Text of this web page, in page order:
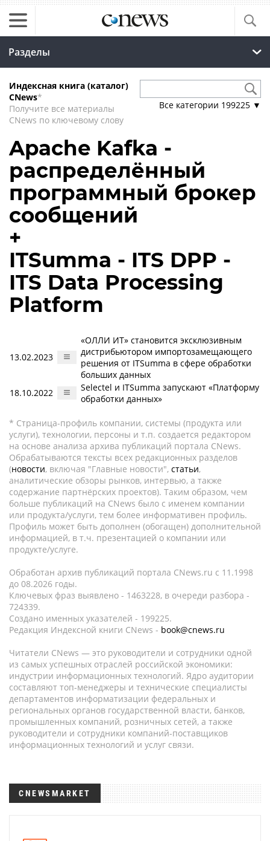
Разделы
Индексная книга (каталог)
CNews*
Получите все материалы
CNews по ключевому слову
Все категории 199225 ▼
Apache Kafka -
распределённый
программный брокер
сообщений
+
ITSumma - ITS DPP -
ITS Data Processing
Platform
13.02.2023
«ОЛЛИ ИТ» становится эксклюзивным
дистрибьютором импортозамещающего
решения от ITSumma в сфере обработки
больших данных
18.10.2022
Selectel и ITSumma запускают «Платформу
обработки данных»
* Страница-профиль компании, системы (продукта или
услуги), технологии, персоны и т.п. создается редактором
на основе анализа архива публикаций портала CNews.
Обрабатываются тексты всех редакционных разделов
(новости, включая "Главные новости", статьи,
аналитические обзоры рынков, интервью, а также
содержание партнёрских проектов). Таким образом, чем
больше публикаций на CNews было с именем компании
или продукта/услуги, тем более информативен профиль.
Профиль может быть дополнен (обогащен) дополнительной
информацией, в т.ч. презентацией о компании или
продукте/услуге.
Обработан архив публикаций портала CNews.ru c 11.1998
до 08.2026 годы.
Ключевых фраз выявлено - 1463228, в очереди разбора -
724339.
Создано именных указателей - 199225.
Редакция Индексной книги CNews - book@cnews.ru
Читатели CNews — это руководители и сотрудники одной
из самых успешных отраслей российской экономики:
индустрии информационных технологий. Ядро аудитории
составляют топ-менеджеры и технические специалисты
департаментов информатизации федеральных и
региональных органов государственной власти, банков,
промышленных компаний, розничных сетей, а также
руководители и сотрудники компаний-поставщиков
информационных технологий и услуг связи.
CNEWSMARKET